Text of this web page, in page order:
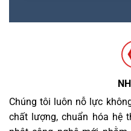
Chúng tôi luôn nỗ lực
chất lượng, chuẩn hóa hệ